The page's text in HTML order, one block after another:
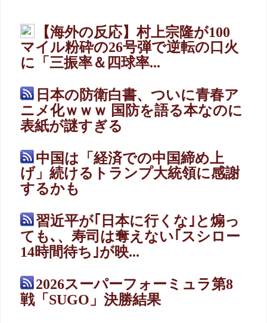
【海外の反応】村上宗隆が100
マイル粉砕の26号弾で逆転の口火
に「三振率＆四球率...
日本の防衛白書、ついに青春ア
ニメ化ｗｗｗ 国防を語る本なのに
表紙が謎すぎる
中国は「経済での中国締め上
げ」続けるトランプ大統領に感謝
するかも
習近平が｢日本に行くな｣と煽っ
ても､、寿司は奪えない｢スシロー
14時間待ち｣が映...
2026スーパーフォーミュラ第8
戦「SUGO」決勝結果